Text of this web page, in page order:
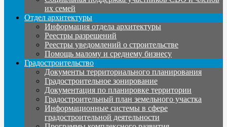
их семей
Отдел архитектуры
Информация отдела архитектуры
Реестры разрешений
Реестры уведомлений о строительстве
Помощь малому и среднему бизнесу
Градостроительство
Документы территориального планирования
Градостроительное зонирование
Документация по планировке территории
Градостроительный план земельного участка
Информационные системы в сфере
градостроительной деятельности